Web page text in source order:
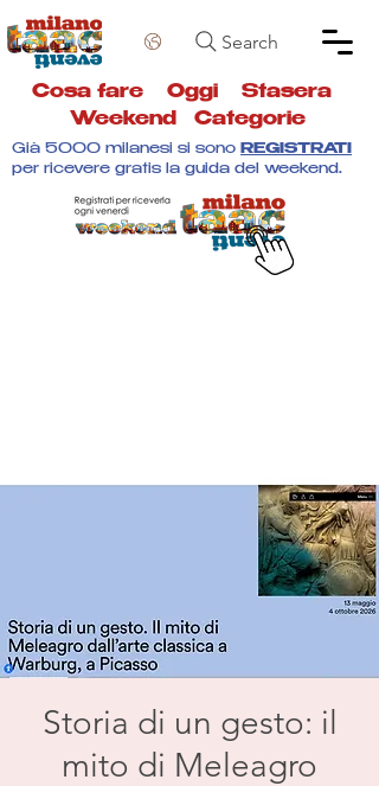
Search
Cosa fare Oggi Stasera
Weekend
Categorie
Già 5000 milanesi si sono REGISTRATI
per ricevere gratis la guida del weekend.
Storia di un gesto: il
mito di Meleagro